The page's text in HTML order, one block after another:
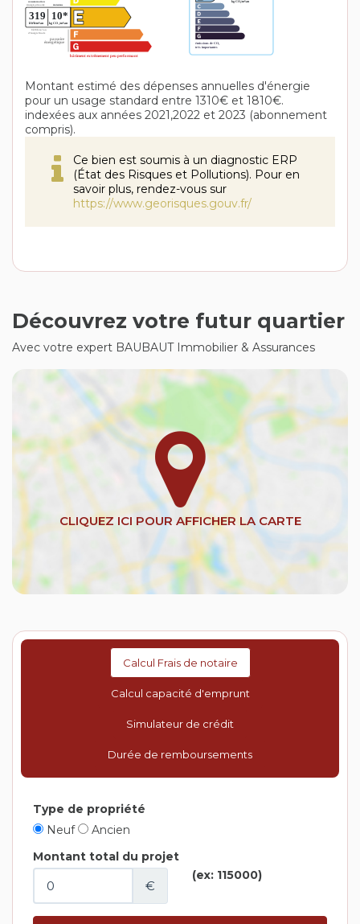
Montant estimé des dépenses annuelles d'énergie
pour un usage standard entre 1310€ et 1810€.
indexées aux années 2021,2022 et 2023 (abonnement
compris).
Ce bien est soumis à un diagnostic ERP
(État des Risques et Pollutions). Pour en
savoir plus, rendez-vous sur
https://www.georisques.gouv.fr/
Découvrez votre futur quartier
Avec votre expert BAUBAUT Immobilier & Assurances
Calcul Frais de notaire
Calcul capacité d'emprunt
Simulateur de crédit
Durée de remboursements